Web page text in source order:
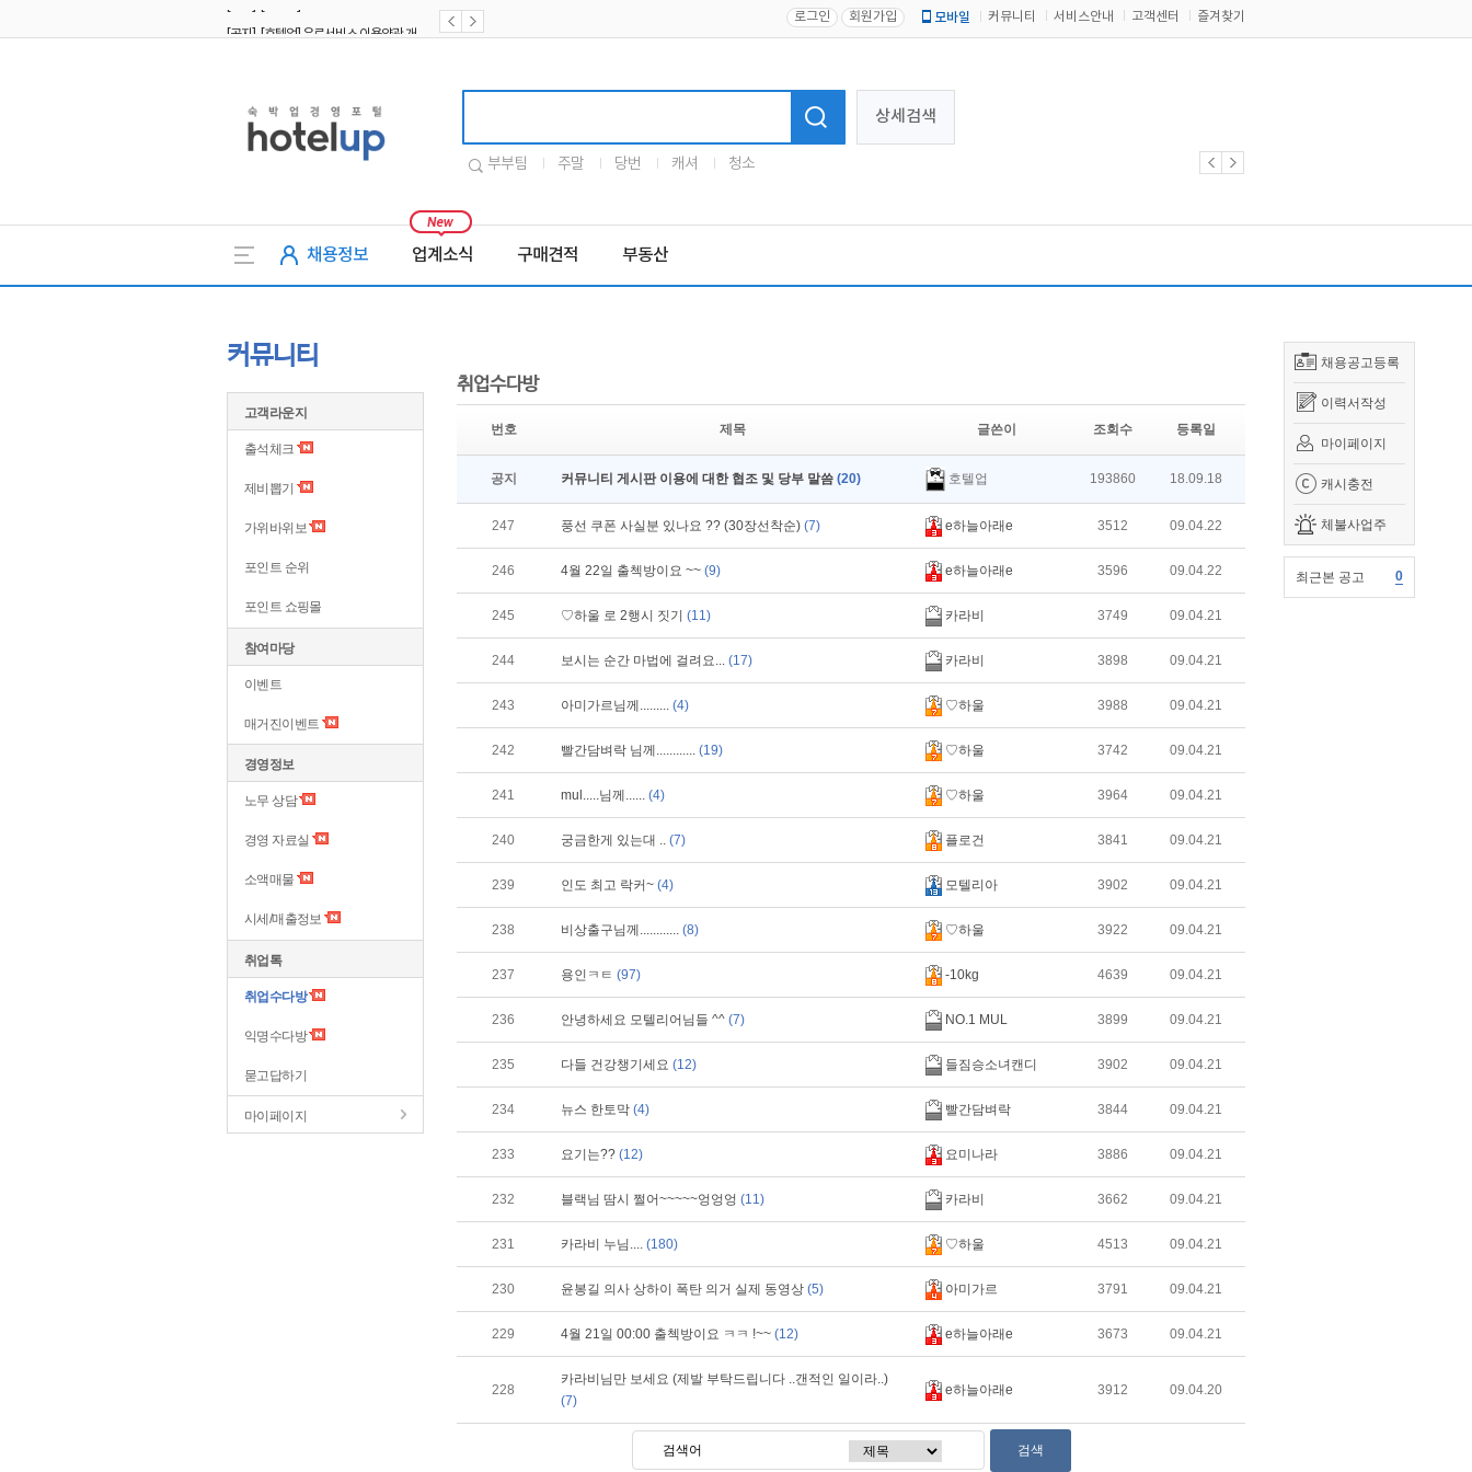
로그인 회원가입 모바일 커뮤니티 서비스안내 고객센터 즐겨찾기
상세검색
부부팀 주말 당번 캐셔 청소
채용정보 업계소식 구매견적 부동산
채용공고등록
이력서작성
마이페이지
캐시충전
체불사업주
최근본 공고 0
커뮤니티
고객라운지
출석체크
제비뽑기
가위바위보
포인트 순위
포인트 쇼핑몰
참여마당
이벤트
매거진이벤트
경영정보
노무 상담
경영 자료실
소액매물
시세/매출정보
취업톡
취업수다방
익명수다방
묻고답하기
마이페이지
취업수다방
번호 제목 글쓴이 조회수 등록일
공지 커뮤니티 게시판 이용에 대한 협조 및 당부 말씀 (20) 호텔업 193860 18.09.18
247 풍선 쿠폰 사실분 있나요 ?? (30장선착순) (7) e하늘아래e 3512 09.04.22
246 4월 22일 출첵방이요 ~~ (9) e하늘아래e 3596 09.04.22
245 ♡하울 로 2행시 짓기 (11) 카라비 3749 09.04.21
244 보시는 순간 마법에 걸려요... (17) 카라비 3898 09.04.21
243 아미가르님께......... (4) ♡하울 3988 09.04.21
242 빨간담벼락 님께............ (19) ♡하울 3742 09.04.21
241 mul.....님께...... (4) ♡하울 3964 09.04.21
240 궁금한게 있는대 .. (7) 플로건 3841 09.04.21
239 인도 최고 락커~ (4) 모텔리아 3902 09.04.21
238 비상출구님께............ (8) ♡하울 3922 09.04.21
237 용인ㅋㅌ (97) -10kg 4639 09.04.21
236 안녕하세요 모텔리어님들 ^^ (7) NO.1 MUL 3899 09.04.21
235 다들 건강챙기세요 (12) 들짐승소녀캔디 3902 09.04.21
234 뉴스 한토막 (4) 빨간담벼락 3844 09.04.21
233 요기는?? (12) 요미나라 3886 09.04.21
232 블랙님 땀시 쩔어~~~~~엉엉엉 (11) 카라비 3662 09.04.21
231 카라비 누님.... (180) ♡하울 4513 09.04.21
230 윤봉길 의사 상하이 폭탄 의거 실제 동영상 (5) 아미가르 3791 09.04.21
229 4월 21일 00:00 출첵방이요 ㅋㅋ !~~ (12) e하늘아래e 3673 09.04.21
228
카라비님만 보세요 (제발 부탁드립니다 ..갠적인 일이라..)
(7)
e하늘아래e 3912 09.04.20